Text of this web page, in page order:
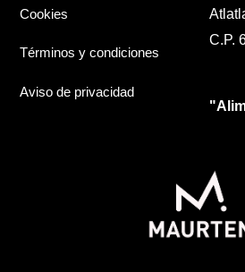
Cookies
Términos y condiciones
Aviso de privacidad
C.P.